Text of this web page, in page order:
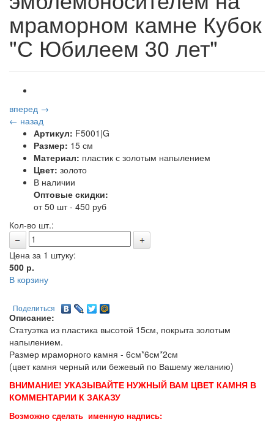
мраморном камне Кубок
"С Юбилеем 30 лет"
вперед →
← назад
Артикул: F5001|G
Размер: 15 см
Материал: пластик с золотым напылением
Цвет: золото
В наличии
Оптовые скидки:
от 50 шт - 450 руб
Кол-во шт.:
Цена за 1 штуку:
500 р.
В корзину
Поделиться
Описание:
Статуэтка из пластика высотой 15см, покрыта золотым
напылением.
Размер мраморного камня - 6см*6см*2см
(цвет камня черный или бежевый по Вашему желанию)
ВНИМАНИЕ! УКАЗЫВАЙТЕ НУЖНЫЙ ВАМ ЦВЕТ КАМНЯ В
КОММЕНТАРИИ К ЗАКАЗУ
Возможно сделать именную надпись: